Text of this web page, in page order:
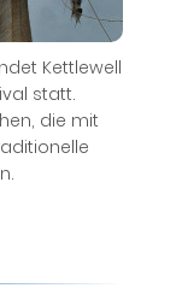
Kettlewell
statt.
die mit